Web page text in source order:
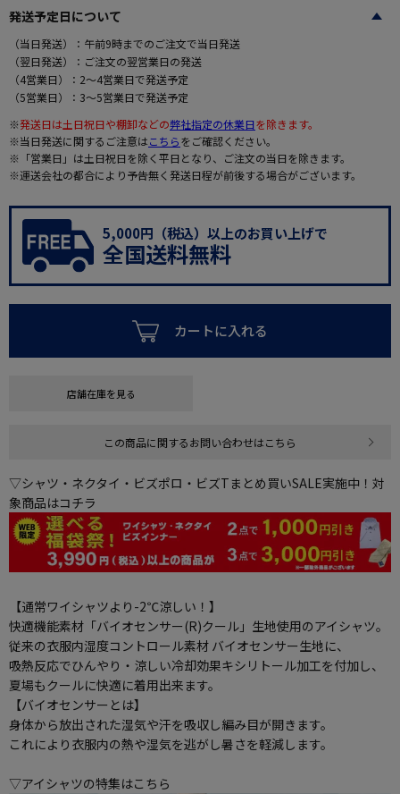
発送予定日について
（当日発送）：午前9時までのご注文で当日発送
（翌日発送）：ご注文の翌営業日の発送
（4営業日）：2～4営業日で発送予定
（5営業日）：3～5営業日で発送予定
※発送日は土日祝日や棚卸などの弊社指定の休業日を除きます。
※当日発送に関するご注意はこちらをご確認ください。
※「営業日」は土日祝日を除く平日となり、ご注文の当日を除きます。
※運送会社の都合により予告無く発送日程が前後する場合がございます。
5,000円（税込）以上のお買い上げで
全国送料無料
カートに入れる
店舗在庫を見る
この商品に関するお問い合わせはこちら
▽シャツ・ネクタイ・ビズポロ・ビズTまとめ買いSALE実施中！対
象商品はコチラ
【通常ワイシャツより-2℃涼しい！】
快適機能素材「バイオセンサー(R)クール」生地使用のアイシャツ。
従来の衣服内湿度コントロール素材 バイオセンサー生地に、
吸熱反応でひんやり・涼しい冷却効果キシリトール加工を付加し、
夏場もクールに快適に着用出来ます。
【バイオセンサーとは】
身体から放出された湿気や汗を吸収し編み目が開きます。
これにより衣服内の熱や湿気を逃がし暑さを軽減します。
▽アイシャツの特集はこちら